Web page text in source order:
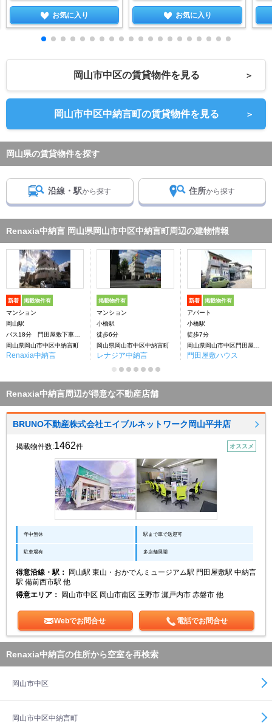
お気に入り お気に入り
岡山市中区の賃貸物件を見る ＞
岡山市中区中納言町の賃貸物件を見る ＞
岡山県の賃貸物件を探す
沿線・駅から探す 住所から探す
Renaxia中納言 岡山県岡山市中区中納言町周辺の建物情報
新着 掲載物件有
マンション
岡山駅
バス18分 門田屋敷下車：停歩2分
岡山県岡山市中区中納言町
Renaxia中納言
掲載物件有
マンション
小橋駅
徒歩6分
岡山県岡山市中区中納言町
レナジア中納言
新着 掲載物件有
アパート
小橋駅
徒歩7分
門田屋敷ハウス
Renaxia中納言周辺が得意な不動産店舗
BRUNO不動産株式会社エイブルネットワーク岡山平井店
掲載物件数:1462件 オススメ
年中無休 駅まで車で送迎可
駐車場有 多店舗展開
得意沿線・駅：
岡山駅 東山・おかでんミュージアム駅 門田屋敷駅 中納言
駅 備前西市駅 他
得意エリア：
岡山市中区 岡山市南区 玉野市 瀬戸内市 赤磐市 他
Webでお問合せ 電話でお問合せ
Renaxia中納言の住所から空室を再検索
岡山市中区
岡山市中区中納言町